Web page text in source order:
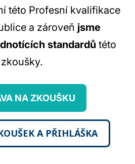
této Profesní kvalifikace
a zároveň jsme
standardůtéto
zkoušky.
NA ZKOUŠKU
A PŘIHLÁŠKA